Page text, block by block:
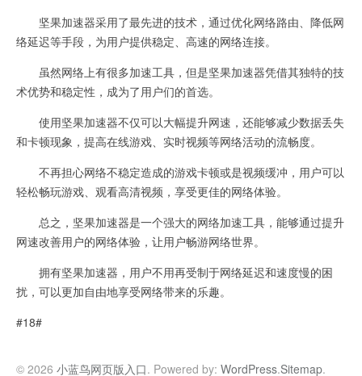
坚果加速器采用了最先进的技术，通过优化网络路由、降低网
络延迟等手段，为用户提供稳定、高速的网络连接。
虽然网络上有很多加速工具，但是坚果加速器凭借其独特的技
术优势和稳定性，成为了用户们的首选。
使用坚果加速器不仅可以大幅提升网速，还能够减少数据丢失
和卡顿现象，提高在线游戏、实时视频等网络活动的流畅度。
不再担心网络不稳定造成的游戏卡顿或是视频缓冲，用户可以
轻松畅玩游戏、观看高清视频，享受更佳的网络体验。
总之，坚果加速器是一个强大的网络加速工具，能够通过提升
网速改善用户的网络体验，让用户畅游网络世界。
拥有坚果加速器，用户不用再受制于网络延迟和速度慢的困
扰，可以更加自由地享受网络带来的乐趣。
#18#
© 2026 小蓝鸟网页版入口. Powered by: WordPress.Sitemap.